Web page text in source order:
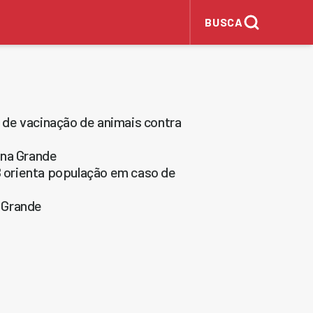
BUSCA
vacinação de animais contra
Grande
população em caso de